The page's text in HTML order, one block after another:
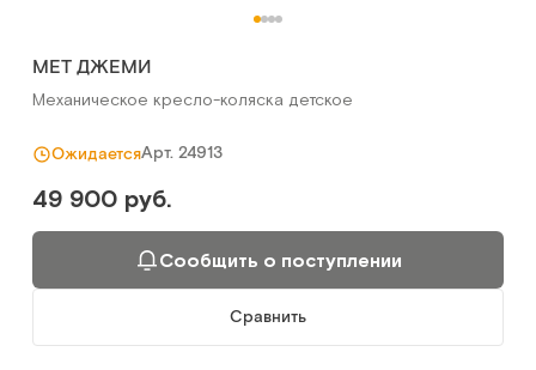
MET ДЖЕМИ
Механическое кресло-коляска детское
ОжидаетсяАрт. 24913
49 900 руб.
Сообщить о поступлении
Сравнить